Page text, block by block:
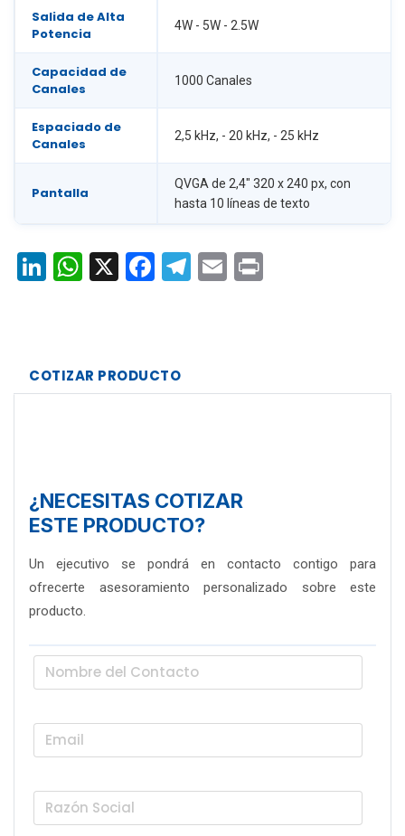
Salida de Alta
Potencia
4W - 5W - 2.5W
Capacidad de
Canales
1000 Canales
Espaciado de
Canales
2,5 kHz, - 20 kHz, - 25 kHz
Pantalla
QVGA de 2,4" 320 x 240 px, con
hasta 10 líneas de texto
LinkedIn
WhatsApp
X Facebook
Telegram
Email
COTIZAR PRODUCTO
¿NECESITAS COTIZAR
ESTE PRODUCTO?
Un ejecutivo se pondrá en contacto contigo para
ofrecerte asesoramiento personalizado sobre este
producto.